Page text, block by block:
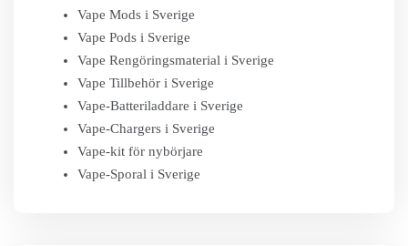
Vape Mods i Sverige
Vape Pods i Sverige
Vape Rengöringsmaterial i Sverige
Vape Tillbehör i Sverige
Vape-Batteriladdare i Sverige
Vape-Chargers i Sverige
Vape-kit för nybörjare
Vape-Sporal i Sverige